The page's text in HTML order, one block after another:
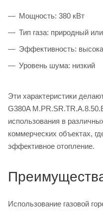
Мощность: 380 кВт
Тип газа: природный
Эффективность:
Уровень шума: низкий
Эти характеристики
G380A
использования в
коммерческих объектах,
эффективное отопление.
Использование газовой